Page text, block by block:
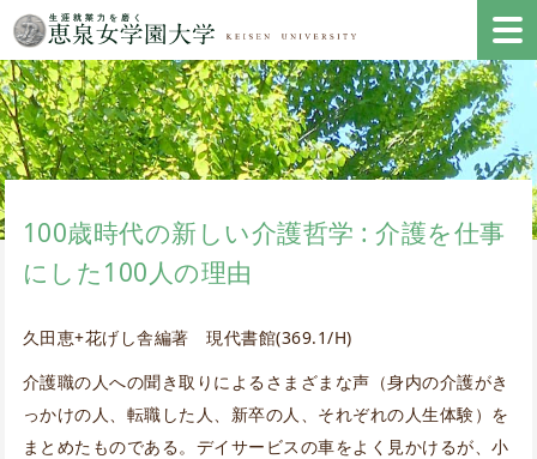
100歳時代の新しい介護哲学 : 介護を仕事
にした100人の理由
久田恵+花げし舎編著 現代書館(369.1/H)
介護職の人への聞き取りによるさまざまな声（身内の介護がき
っかけの人、転職した人、新卒の人、それぞれの人生体験）を
まとめたものである。デイサービスの車をよく見かけるが、小